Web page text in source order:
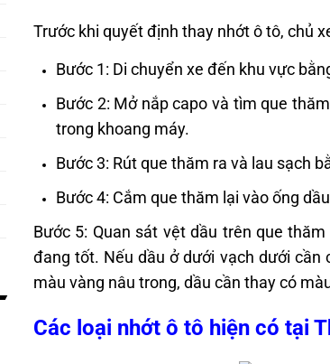
Trước khi quyết định thay nhớt ô tô, chủ
Bước 1: Di chuyển xe đến khu vực
Bước 2: Mở nắp capo và tìm que
trong khoang máy.
Bước 3: Rút que thăm ra và lau sạch
Bước 4: Cắm que thăm lại vào ống
Bước 5: Quan sát vệt dầu trên que
đang tốt. Nếu dầu ở dưới vạch dưới
màu vàng nâu trong, dầu cần thay có
Các loại nhớt ô tô hiện có tại